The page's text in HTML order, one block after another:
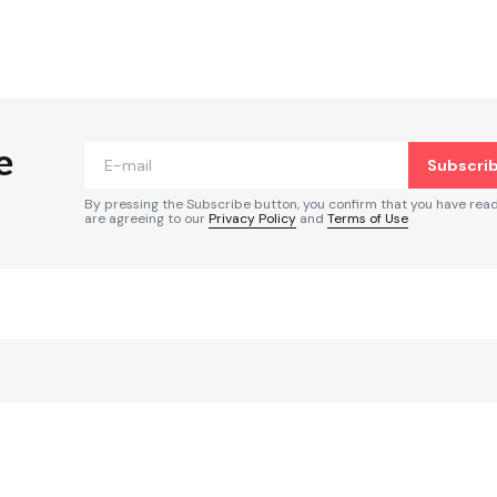
By pressing the Subscribe button, you confirm that you have
are agreeing to ourPrivacy Policy and Terms of Use